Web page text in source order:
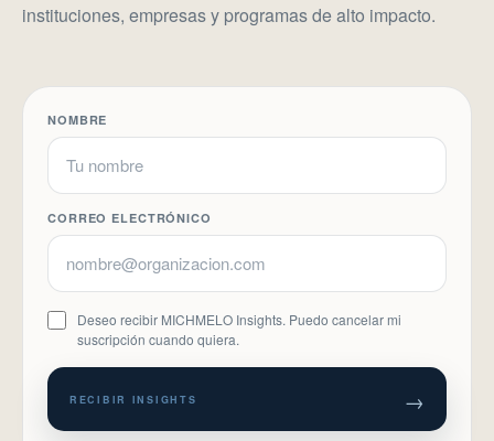
instituciones, empresas y programas de alto impacto.
NOMBRE
CORREO ELECTRÓNICO
Deseo recibir MICHMELO Insights. Puedo cancelar mi
suscripción cuando quiera.
RECIBIR INSIGHTS →